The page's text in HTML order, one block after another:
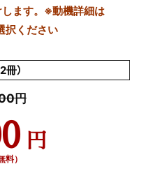
ます。※動機詳細は
択ください
）
円
円
料）